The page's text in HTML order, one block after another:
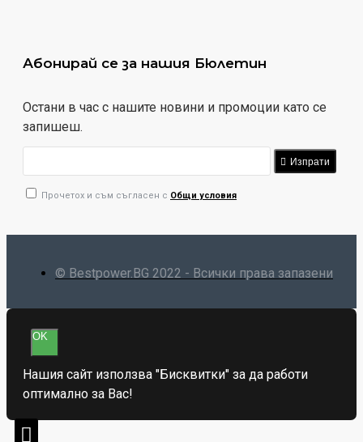
Абонирай се за нашия Бюлетин
Остани в час с нашите новини и промоции като се
запишеш.
Изпрати
Прочетох и съм съгласен с Общи условия
© Bestpower.BG 2022 - Всички права запазени
OK
Нашия сайт използва "Бисквитки" за да работи
оптимално за Вас!